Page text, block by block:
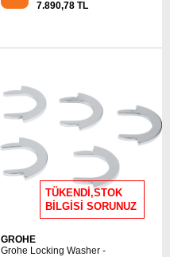
7.890,78 TL
TÜKENDİ,STOK
BİLGİSİ SORUNUZ
GROHE
Grohe Locking Washer -